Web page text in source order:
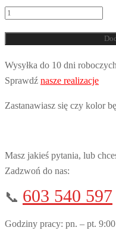
ilość
przedni
Almera
N16
Wysyłka do 10 dni
Sprawdź nasze realizacje
Zastanawiasz się czy kolor
Masz jakieś pytania, lub
Zadzwoń do nas:
📞 603 540 597
Godziny pracy: pn. – pt.